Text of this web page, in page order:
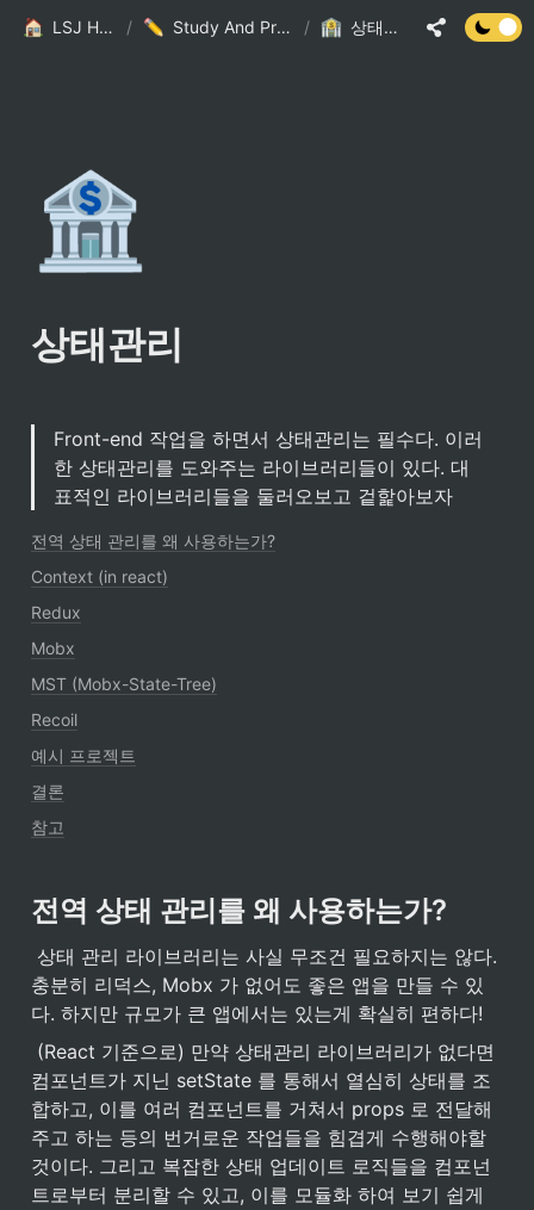
LSJ HOME / Study And Practice / 상태관리
🏦
상태관리
Front-end 작업을 하면서 상태관리는 필수다. 이러
한 상태관리를 도와주는 라이브러리들이 있다. 대
표적인 라이브러리들을 둘러오보고 겉핥아보자
전역 상태 관리를 왜 사용하는가?
Context (in react)
Redux
Mobx
MST (Mobx-State-Tree)
Recoil
예시 프로젝트
결론
참고
전역 상태 관리를 왜 사용하는가?
충분히 리덕스, Mobx 가 없어도 좋은 앱을 만들 수 있
다. 하지만 규모가 큰 앱에서는 있는게 확실히 편하다!
컴포넌트가 지닌 setState 를 통해서 열심히 상태를 조
합하고, 이를 여러 컴포넌트를 거쳐서 props 로 전달해
주고 하는 등의 번거로운 작업들을 힘겹게 수행해야할
것이다. 그리고 복잡한 상태 업데이트 로직들을 컴포넌
트로부터 분리할 수 있고, 이를 모듈화 하여 보기 쉽게